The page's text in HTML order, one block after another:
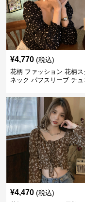
¥4,770 (税込)
花柄 ファッション 花柄ス
ネック パフスリーブ チュ
¥4,470 (税込)